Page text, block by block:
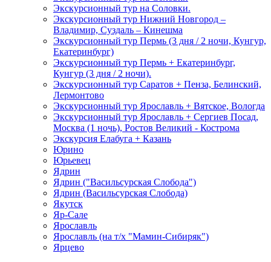
Экскурсионный тур на Соловки.
Экскурсионный тур Нижний Новгород –
Владимир, Суздаль – Кинешма
Экскурсионный тур Пермь (3 дня / 2 ночи, Кунгур,
Екатеринбург)
Экскурсионный тур Пермь + Екатеринбург,
Кунгур (3 дня / 2 ночи).
Экскурсионный тур Саратов + Пенза, Белинский,
Лермонтово
Экскурсионный тур Ярославль + Вятское, Вологда
Экскурсионный тур Ярославль + Сергиев Посад,
Москва (1 ночь), Ростов Великий - Кострома
Экскурсия Елабуга + Казань
Юрино
Юрьевец
Ядрин
Ядрин ("Васильсурская Слобода")
Ядрин (Васильсурская Слобода)
Якутск
Яр-Сале
Ярославль
Ярославль (на т/х "Мамин-Сибиряк")
Ярцево